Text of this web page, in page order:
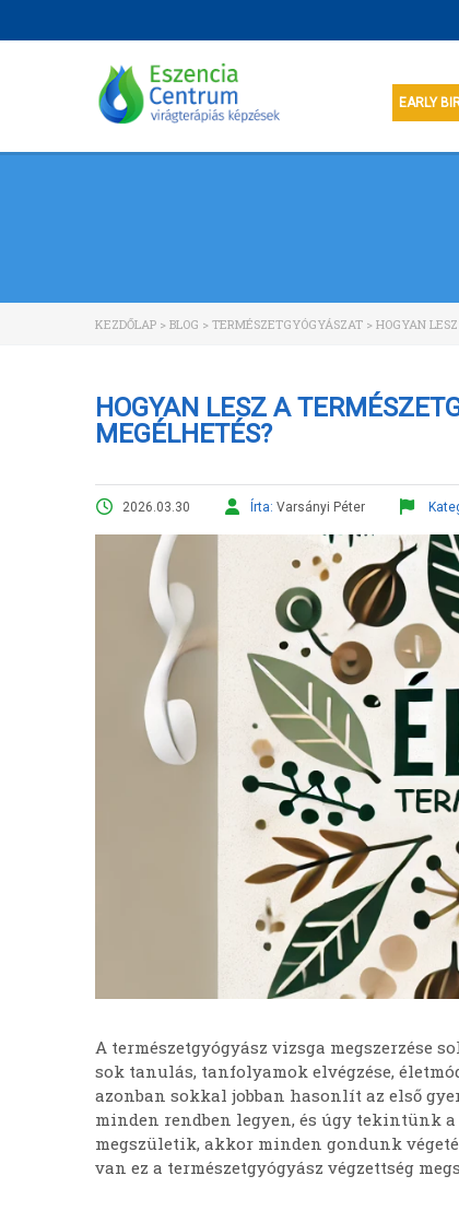
EARLY
KEZDŐLAP > BLOG > TERMÉSZETGYÓGYÁSZAT > HOGYAN
HOGYAN LESZ A
MEGÉLHETÉS?
2026.03.30 Írta: Varsányi Péter
A természetgyógyász vizsga megszerzése
sok tanulás, tanfolyamok elvégzése,
azonban sokkal jobban hasonlít az első
minden rendben legyen, és úgy tekintünk
megszületik, akkor minden gondunk
van ez a természetgyógyász végzettség